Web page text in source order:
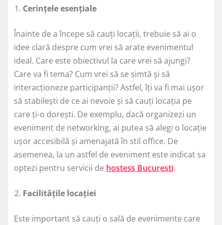
Cerințele esențiale
Înainte de a începe să cauți locații, trebuie să ai o
idee clară despre cum vrei să arate evenimentul
ideal. Care este obiectivul la care vrei să ajungi?
Care va fi tema? Cum vrei să se simtă și să
interacționeze participanții? Astfel, îți va fi mai ușor
să stabilești de ce ai nevoie și să cauți locația pe
care ți-o dorești. De exemplu, dacă organizezi un
eveniment de networking, ai putea să alegi o locație
ușor accesibilă și amenajată în stil office. De
asemenea, la un astfel de eveniment este indicat sa
optezi pentru servicii de hostess Bucuresti.
Facilitățile locației
Este important să cauți o sală de evenimente care